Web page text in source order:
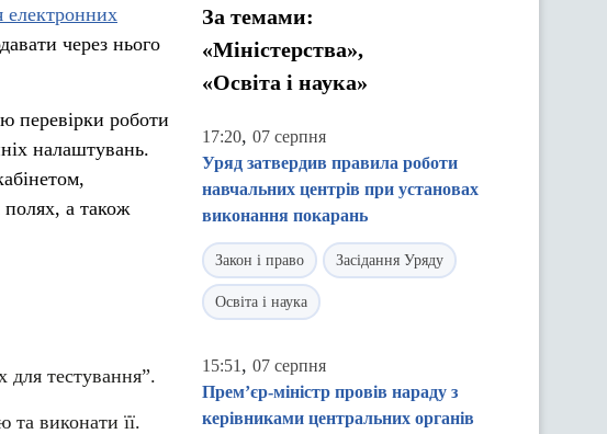
електронних
через нього
перевірки роботи
налаштувань.
полях, а також
для тестування”.
та виконати її.
За темами:
«Міністерства»,
«Освіта і наука»
17:20, 07 серпня
Уряд затвердив правила роботи
навчальних центрів при установах
виконання покарань
Закон і право Засідання Уряду
Освіта і наука
15:51 , 07 серпня
Прем’єр-міністр провів нараду з
керівниками центральних органів